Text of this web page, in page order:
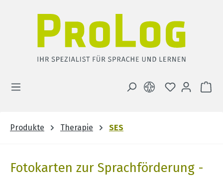
DU HAST 0
Produkte Therapie SES
Fotokarten zur Sprachförderung -